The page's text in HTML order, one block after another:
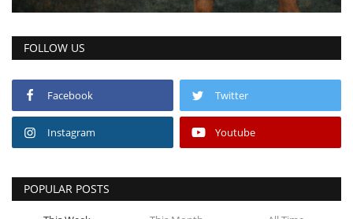
English
FOLLOW US
Facebook Twitter
Instagram Youtube
POPULAR POSTS